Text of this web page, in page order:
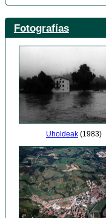
Fotografías
Uholdeak (1983)